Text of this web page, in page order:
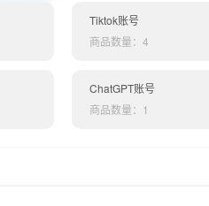
Tiktok账号
商品数量：4
ChatGPT账号
商品数量：1